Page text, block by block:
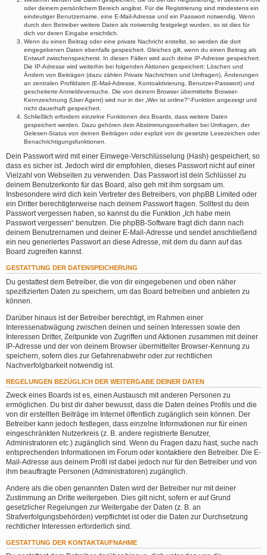
oder deinem persönlichem Bereich angibst. Für die Registrierung sind mindestens ein
eindeutiger Benutzername, eine E-Mail-Adresse und ein Passwort notwendig. Wenn
durch den Betreiber weitere Daten als notwendig festgelegt wurden, so ist dies für
dich vor deren Eingabe ersichtlich.
Wenn du einen Beitrag oder eine private Nachricht erstellst, so werden die dort
eingegebenen Daten ebenfalls gespeichert. Gleiches gilt, wenn du einen Beitrag als
Entwurf zwischenspeicherst. In diesen Fällen wird auch deine IP-Adresse gespeichert.
Die IP-Adresse wird weiterhin bei folgenden Aktionen gespeichert: Löschen und
Ändern von Beiträgen (dazu zählen Private Nachrichten und Umfragen), Änderungen
an zentralen Profildaten (E-Mail-Adresse, Kontoaktivierung, Benutzer-Passwort) und
gescheiterte Anmeldeversuche. Die von deinem Browser übermittelte Browser-
Kennzeichnung (User Agent) wird nur in der „Wer ist online?“-Funktion angezeigt und
nicht dauerhaft gespeichert.
Schließlich erfordern einzelne Funktionen des Boards, dass weitere Daten
gespeichert werden. Dazu gehören dein Abstimmungsverhalten bei Umfragen, der
Gelesen-Status von deinen Beiträgen oder explizit von dir gesetzte Lesezeichen oder
Benachrichtigungsfunktionen.
Dein Passwort wird mit einer Einwege-Verschlüsselung (Hash) gespeichert, so
dass es sicher ist. Jedoch wird dir empfohlen, dieses Passwort nicht auf einer
Vielzahl von Webseiten zu verwenden. Das Passwort ist dein Schlüssel zu
deinem Benutzerkonto für das Board, also geh mit ihm sorgsam um.
Insbesondere wird dich kein Vertreter des Betreibers, von phpBB Limited oder
ein Dritter berechtigterweise nach deinem Passwort fragen. Solltest du dein
Passwort vergessen haben, so kannst du die Funktion „Ich habe mein
Passwort vergessen“ benutzen. Die phpBB-Software fragt dich dann nach
deinem Benutzernamen und deiner E-Mail-Adresse und sendet anschließend
ein neu generiertes Passwort an diese Adresse, mit dem du dann auf das
Board zugreifen kannst.
GESTATTUNG DER DATENSPEICHERUNG
Du gestattest dem Betreiber, die von dir eingegebenen und oben näher
spezifizierten Daten zu speichern, um das Board betreiben und anbieten zu
können.
Darüber hinaus ist der Betreiber berechtigt, im Rahmen einer
Interessenabwägung zwischen deinen und seinen Interessen sowie den
Interessen Dritter, Zeitpunkte von Zugriffen und Aktionen zusammen mit deiner
IP-Adresse und der von deinem Browser übermittelter Browser-Kennung zu
speichern, sofern dies zur Gefahrenabwehr oder zur rechtlichen
Nachverfolgbarkeit notwendig ist.
REGELUNGEN BEZÜGLICH DER WEITERGABE DEINER DATEN
Zweck eines Boards ist es, einen Austausch mit anderen Personen zu
ermöglichen. Du bist dir daher bewusst, dass die Daten deines Profils und die
von dir erstellten Beiträge im Internet öffentlich zugänglich sein können. Der
Betreiber kann jedoch festlegen, dass einzelne Informationen nur für einen
eingeschränkten Nutzerkreis (z. B. andere registrierte Benutzer,
Administratoren etc.) zugänglich sind. Wenn du Fragen dazu hast, suche nach
entsprechenden Informationen im Forum oder kontaktiere den Betreiber. Die E-
Mail-Adresse aus deinem Profil ist dabei jedoch nur für den Betreiber und von
ihm beauftragte Personen (Administratoren) zugänglich.
Andere als die oben genannten Daten wird der Betreiber nur mit deiner
Zustimmung an Dritte weitergeben. Dies gilt nicht, sofern er auf Grund
gesetzlicher Regelungen zur Weitergabe der Daten (z. B. an
Strafverfolgungsbehörden) verpflichtet ist oder die Daten zur Durchsetzung
rechtlicher Interessen erforderlich sind.
GESTATTUNG DER KONTAKTAUFNAHME